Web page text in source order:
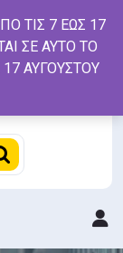
ΤΙΣ 7 ΕΩΣ 17
ΣΕ ΑΥΤΟ ΤΟ
ΑΥΓΟΥΣΤΟΥ